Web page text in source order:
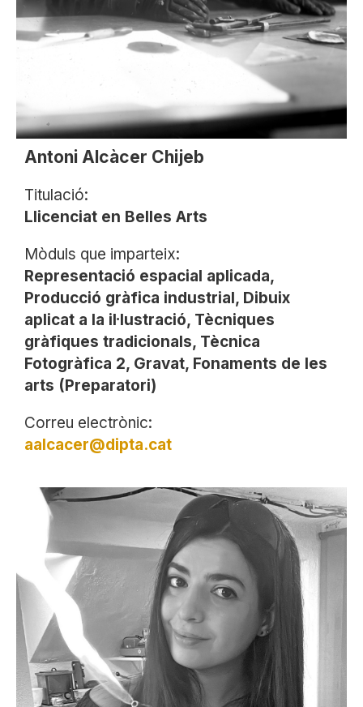
Antoni Alcàcer Chijeb
Titulació:
Llicenciat en Belles Arts
Mòduls que imparteix:
Representació espacial aplicada,
Producció gràfica industrial, Dibuix
aplicat a la il·lustració, Tècniques
gràfiques tradicionals, Tècnica
Fotogràfica 2, Gravat, Fonaments de les
arts (Preparatori)
Correu electrònic:
aalcacer@dipta.cat